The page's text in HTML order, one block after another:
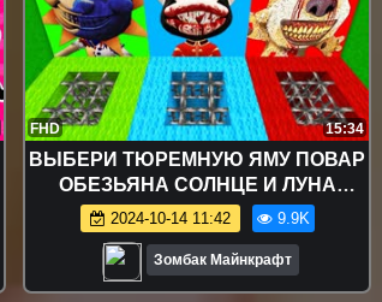
FHD 15:34
ВЫБЕРИ ТЮРЕМНУЮ ЯМУ ПОВАР
ОБЕЗЬЯНА СОЛНЦЕ И ЛУНА
СТРАШНЫЙ ГОВОРЯЩИЙ БЕН
ФНАФ 9 В МАЙНКРАФТ SCP
2024-10-14 11:42 9.9K
Зомбак Майнкрафт